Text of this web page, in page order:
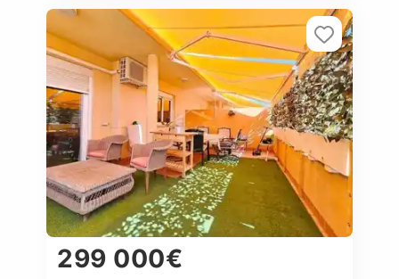
299 000€